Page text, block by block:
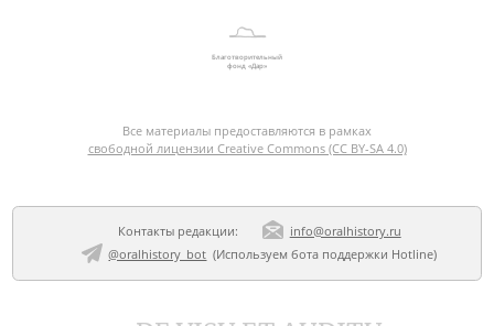
Благотворительный
фонд «Дар»
Все материалы предоставляются в рамках
свободной лицензии Creative Commons (CC BY-SA 4.0)
Контакты редакции:
info@oralhistory.ru
@oralhistory_bot (Используембота поддержки Hotline)